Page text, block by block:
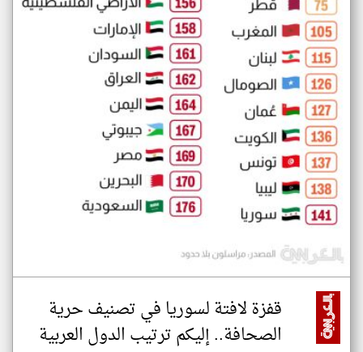
قفزة لافتة لسوريا في تصنيف حرية
الصحافة.. إليكم ترتيب الدول العربية